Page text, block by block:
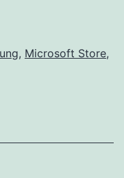
, Microsoft Store,